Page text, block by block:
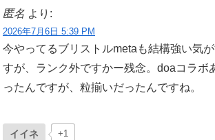
匿名 より:
2026年7月6日 5:39 PM
今やってるブリストルmetaも結構強い気
すが、ランク外ですかー残念。doaコラボ
ったんですが、粒揃いだったんですね。
イイネ +1